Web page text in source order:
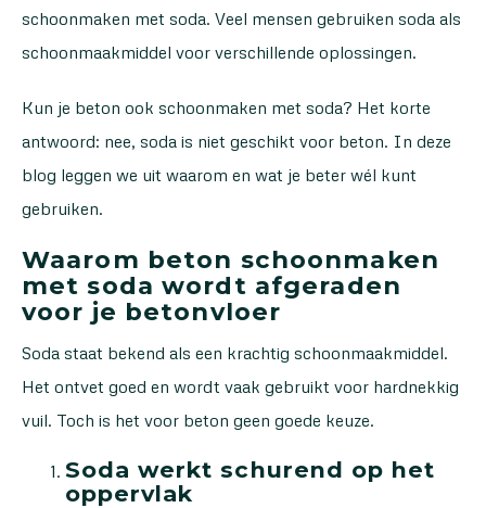
Gietvloeren
Gevlinderd betonnen terrassen
Overige reinigers
Gietvloeren
Gevlinderd betonnen terrassen
Dweilen/stokken
Beschermvoetjes voor stoelen
Aqua
Schoonloopmatten
schoonmaken met soda. Veel mensen gebruiken soda als
schoonmaakmiddel voor verschillende oplossingen.
Kun je beton ook schoonmaken met soda? Het korte
antwoord: nee, soda is niet geschikt voor beton. In deze
blog leggen we uit waarom en wat je beter wél kunt
gebruiken.
Waarom beton schoonmaken
met soda wordt afgeraden
voor je betonvloer
Soda staat bekend als een krachtig schoonmaakmiddel.
Het ontvet goed en wordt vaak gebruikt voor hardnekkig
vuil. Toch is het voor beton geen goede keuze.
Soda werkt schurend op het
oppervlak